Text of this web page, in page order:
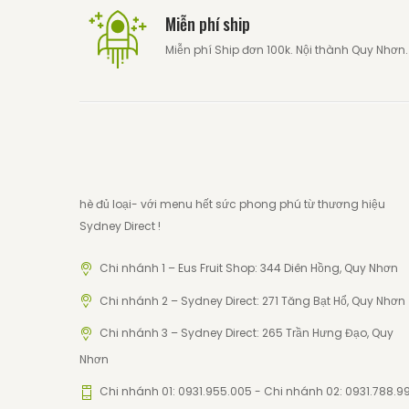
Miễn phí ship
Miễn phí Ship đơn 100k. Nội thành Quy Nhơn.
hè đủ loại- với menu hết sức phong phú từ thương hiệu
Sydney Direct !
Chi nhánh 1 – Eus Fruit Shop: 344 Diên Hồng, Quy Nhơn
Chi nhánh 2 – Sydney Direct: 271 Tăng Bạt Hổ, Quy Nhơn
Chi nhánh 3 – Sydney Direct: 265 Trần Hưng Đạo, Quy
Nhơn
Chi nhánh 01: 0931.955.005 - Chi nhánh 02: